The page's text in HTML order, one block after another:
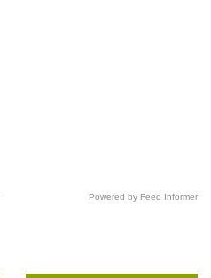
Powered by Feed Informer